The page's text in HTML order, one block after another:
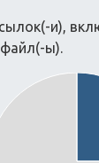
и),
ы).